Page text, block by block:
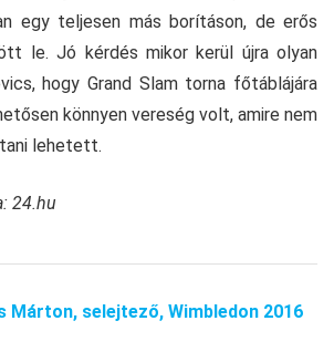
egy teljesen más borításon, de erős
le. Jó kérdés mikor kerül újra olyan
hogy Grand Slam torna főtáblájára
könnyen vereség volt, amire nem
lehetett.
24.hu
Márton, selejtező, Wimbledon 2016